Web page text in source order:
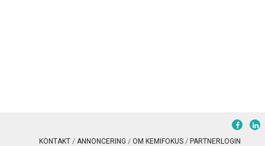
KONTAKT ANNONCERING OM KEMIFOKUS PARTNERLOGIN